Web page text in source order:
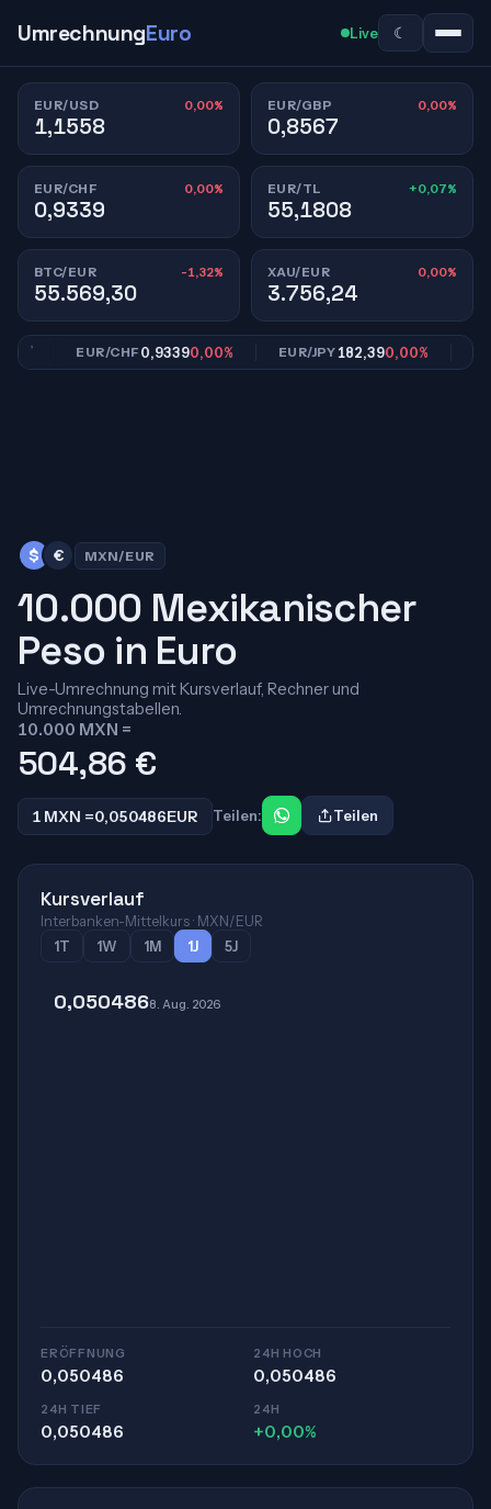
UmrechnungEuro Live ☾
EUR/USD 0,00%
1,1558
EUR/GBP 0,00%
0,8567
EUR/CHF 0,00%
0,9339
EUR/TL +0,07%
55,1808
BTC/EUR -1,32%
55.569,30
XAU/EUR 0,00%
3.756,24
EUR/CHF0,93390,00% EUR/JPY182,390,00%
$ € MXN/EUR
10.000 Mexikanischer
Peso in Euro
Live-Umrechnung mit Kursverlauf, Rechner und
Umrechnungstabellen.
10.000 MXN =
504,86 €
1 MXN =0,050486EUR Teilen: Teilen
Kursverlauf
Interbanken-Mittelkurs · MXN/EUR
1T
1W 1M 1J 5J
0,0504868. Aug. 2026
ERÖFFNUNG
0,050486
24H HOCH
0,050486
24H TIEF
0,050486
24H
+0,00%